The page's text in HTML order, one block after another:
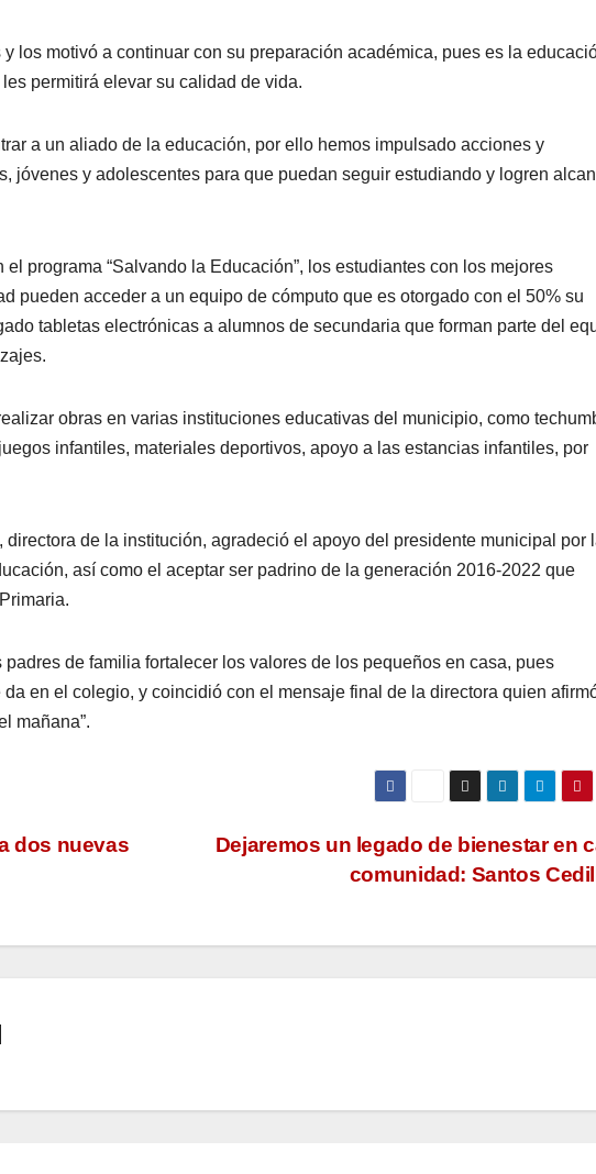
los motivó a continuar con su preparación académica, pues es la
permitirá elevar su calidad de vida.
a un aliado de la educación, por ello hemos impulsado acciones y
jóvenes y adolescentes para que puedan seguir estudiando y logren
programa “Salvando la Educación”, los estudiantes con los mejores
pueden acceder a un equipo de cómputo que es otorgado con el 50% su
tabletas electrónicas a alumnos de secundaria que forman parte del
obras en varias instituciones educativas del municipio, como
infantiles, materiales deportivos, apoyo a las estancias infantiles, por
de la institución, agradeció el apoyo del presidente municipal por
así como el aceptar ser padrino de la generación 2016-2022 que
de familia fortalecer los valores de los pequeños en casa, pues
en el colegio, y coincidió con el mensaje final de la directora quien
mañana”.
Dejaremos un legado de bienestar en
comunidad: Santos
dos nuevas